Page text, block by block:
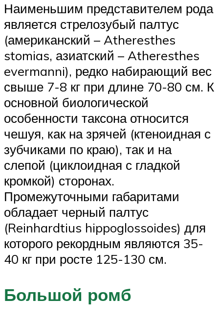
Наименьшим представителем рода
является стрелозубый палтус
(американский – Atheresthes
stomias, азиатский – Atheresthes
evermanni), редко набирающий вес
свыше 7-8 кг при длине 70-80 см. К
основной биологической
особенности таксона относится
чешуя, как на зрячей (ктеноидная с
зубчиками по краю), так и на
слепой (циклоидная с гладкой
кромкой) сторонах.
Промежуточными габаритами
обладает черный палтус
(Reinhardtius hippoglossoides) для
которого рекордным являются 35-
40 кг при росте 125-130 см.
Большой ромб